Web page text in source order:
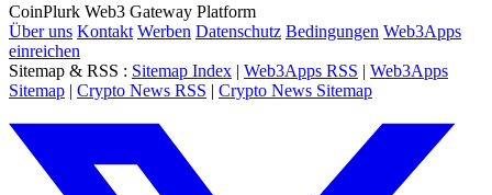
CoinPlurk Web3 Gateway Platform
Über uns Kontakt Werben Datenschutz Bedingungen Web3Apps
einreichen
Sitemap & RSS : Sitemap Index | Web3Apps RSS | Web3Apps
Sitemap | Crypto News RSS | Crypto News Sitemap